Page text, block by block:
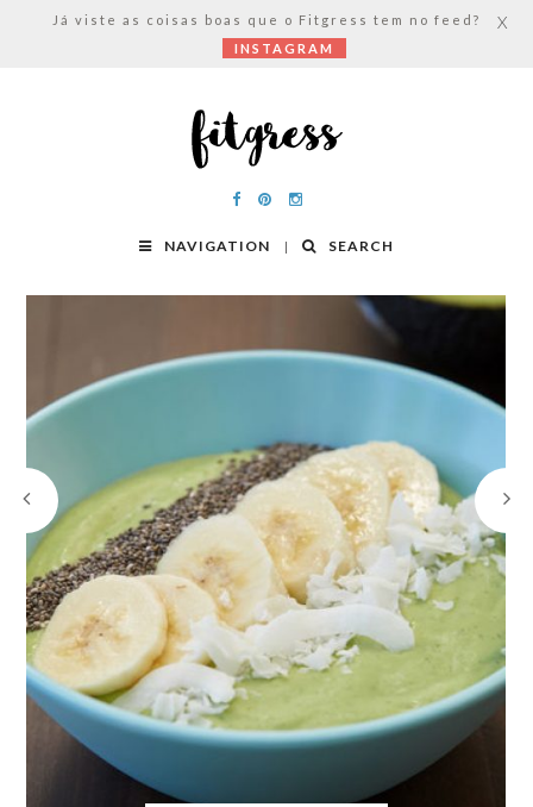
NAVIGATION SEARCH
Já viste as coisas boas que o Fitgress tem no feed?
INSTAGRAM
X